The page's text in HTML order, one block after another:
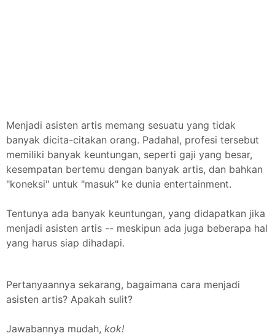
Menjadi asisten artis memang sesuatu yang tidak
banyak dicita-citakan orang. Padahal, profesi tersebut
memiliki banyak keuntungan, seperti gaji yang besar,
kesempatan bertemu dengan banyak artis, dan bahkan
"koneksi" untuk "masuk" ke dunia entertainment.
Tentunya ada banyak keuntungan, yang didapatkan jika
menjadi asisten artis -- meskipun ada juga beberapa hal
yang harus siap dihadapi.
Pertanyaannya sekarang, bagaimana cara menjadi
asisten artis? Apakah sulit?
Jawabannya mudah, kok!